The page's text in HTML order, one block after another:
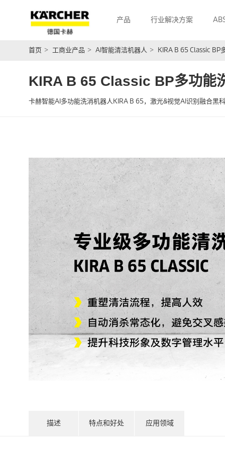
产品 行业解决方案
首页 > 工商业产品 > AI智能清洁机器人 > KIRA B 65 Classic BP
KIRA B 65 Classic BP多功能
卡赫智能AI多功能洗消机器人KIRA B 65，激光&视觉AI识别融合黑
描述 特点和好处 应用领域